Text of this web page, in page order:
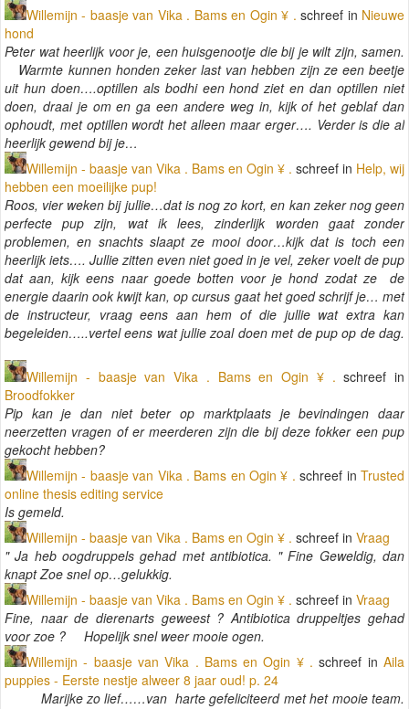
Willemijn - baasje van Vika . Bams en Ogin ¥ . schreef in Nieuwe
hond
Peter wat heerlijk voor je, een huisgenootje die bij je wilt zijn, samen.
Warmte kunnen honden zeker last van hebben zijn ze een beetje
uit hun doen….optillen als bodhi een hond ziet en dan optillen niet
doen, draai je om en ga een andere weg in, kijk of het geblaf dan
ophoudt, met optillen wordt het alleen maar erger…. Verder is die al
heerlijk gewend bij je…
Willemijn - baasje van Vika . Bams en Ogin ¥ . schreef in Help, wij
hebben een moeilijke pup!
Roos, vier weken bij jullie…dat is nog zo kort, en kan zeker nog geen
perfecte pup zijn, wat ik lees, zinderlijk worden gaat zonder
problemen, en snachts slaapt ze mooi door…kijk dat is toch een
heerlijk iets…. Jullie zitten even niet goed in je vel, zeker voelt de pup
dat aan, kijk eens naar goede botten voor je hond zodat ze de
energie daarin ook kwijt kan, op cursus gaat het goed schrijf je… met
de instructeur, vraag eens aan hem of die jullie wat extra kan
begeleiden…..vertel eens wat jullie zoal doen met de pup op de dag.
Willemijn - baasje van Vika . Bams en Ogin ¥ . schreef in
Broodfokker
Pip kan je dan niet beter op marktplaats je bevindingen daar
neerzetten vragen of er meerderen zijn die bij deze fokker een pup
gekocht hebben?
Willemijn - baasje van Vika . Bams en Ogin ¥ . schreef inTrusted
online thesis editing service
Is gemeld.
Willemijn - baasje van Vika . Bams en Ogin ¥ . schreef in Vraag
" Ja heb oogdruppels gehad met antibiotica. " Fine Geweldig, dan
knapt Zoe snel op…gelukkig.
Willemijn - baasje van Vika . Bams en Ogin ¥ . schreef in Vraag
Fine, naar de dierenarts geweest ? Antibiotica druppeltjes gehad
voor zoe ? Hopelijk snel weer mooie ogen.
Willemijn - baasje van Vika . Bams en Ogin ¥ . schreef inAila
puppies - Eerste nestje alweer 8 jaar oud! p. 24
Marijke zo lief……van harte gefeliciteerd met het mooie team.